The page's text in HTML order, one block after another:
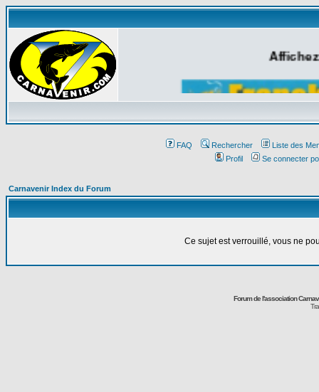
FAQ Rechercher
Liste des
Profil
Se connecter
Carnavenir Index du Forum
Ce sujet est verrouillé, vous ne
Forum de l'association